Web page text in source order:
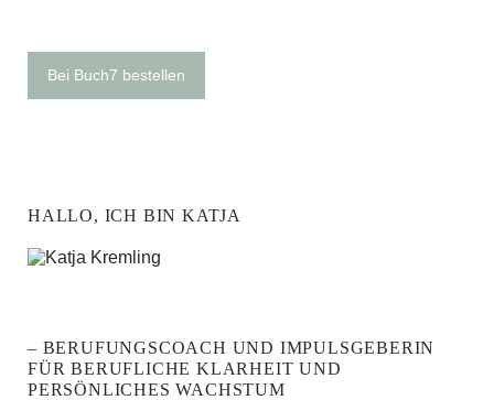
Bei Buch7 bestellen
HALLO, ICH BIN KATJA
– BERUFUNGSCOACH UND IMPULSGEBERIN
FÜR BERUFLICHE KLARHEIT UND
PERSÖNLICHES WACHSTUM